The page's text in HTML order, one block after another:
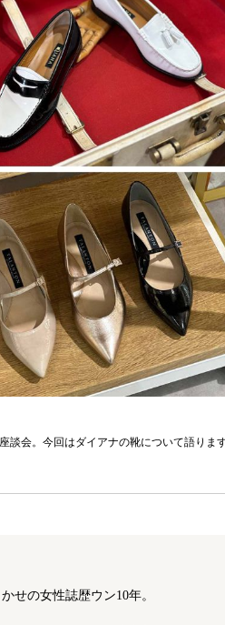
会。今回はダイアナの靴について語ります
せの女性誌歴ウン10年。